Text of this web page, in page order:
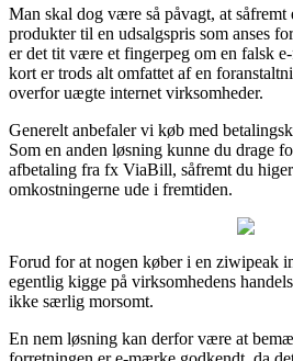
Man skal dog være så påvagt, at
produkter til en udsalgspris som anses
er det tit være et fingerpeg om en falsk
kort er trods alt omfattet af en
overfor uægte internet virksomheder.
Generelt anbefaler vi køb med
Som en anden løsning kunne du drage
afbetaling fra fx ViaBill, såfremt du
omkostningerne ude i fremtiden.
Forud for at nogen køber i en ziwipeak
egentlig kigge på virksomhedens
ikke særlig morsomt.
En nem løsning kan derfor være at